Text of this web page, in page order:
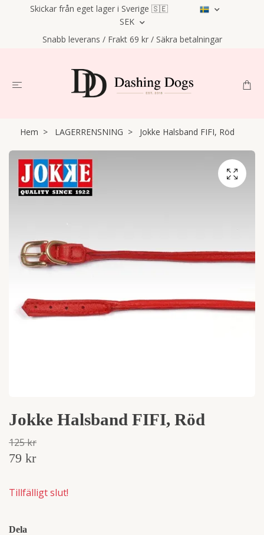
Skickar från eget lager i Sverige 🇸🇪
SEK
Snabb leverans / Frakt 69 kr / Säkra betalningar
Hem LAGERRENSNING Jokke Halsband FIFI, Röd
Jokke Halsband FIFI, Röd
125 kr
79 kr
Tillfälligt slut!
Dela